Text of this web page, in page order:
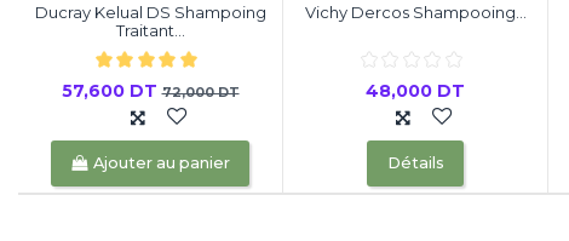
Ducray Kelual DS Shampoing
Traitant...
57,600 DT72,000 DT
Ajouter au panier
Vichy Dercos Shampooing...
48,000 DT
Détails